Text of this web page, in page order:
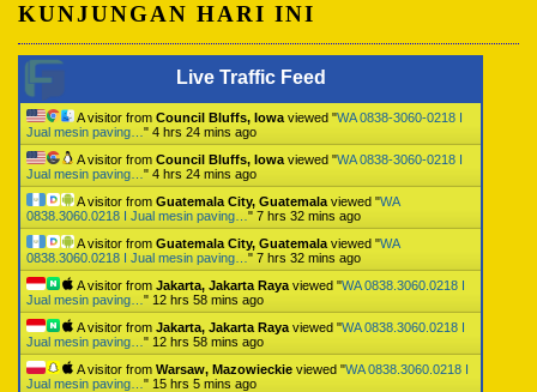
KUNJUNGAN HARI INI
Live Traffic Feed
A visitor from Council Bluffs, Iowa viewed "WA 0838-3060-0218 I
Jual mesin paving… " 4 hrs 24 mins ago
A visitor from Council Bluffs, Iowa viewed "WA 0838-3060-0218 I
Jual mesin paving… " 4 hrs 24 mins ago
A visitor from Guatemala City, Guatemala viewed "WA
0838.3060.0218 I Jual mesin paving… " 7 hrs 32 mins ago
A visitor from Guatemala City, Guatemala viewed "WA
0838.3060.0218 I Jual mesin paving… " 7 hrs 32 mins ago
A visitor from Jakarta, Jakarta Raya viewed "WA 0838.3060.0218 I
Jual mesin paving… " 12 hrs 58 mins ago
A visitor from Jakarta, Jakarta Raya viewed "WA 0838.3060.0218 I
Jual mesin paving… " 12 hrs 58 mins ago
A visitor from Warsaw, Mazowieckie viewed "WA 0838.3060.0218 I
Jual mesin paving… " 15 hrs 5 mins ago